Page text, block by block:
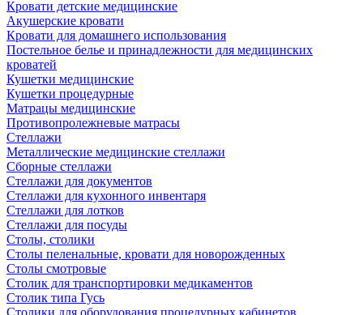
Кровати детские медицинские
Акушерские кровати
Кровати для домашнего использования
Постельное белье и принадлежности для медицинских
кроватей
Кушетки медицинские
Кушетки процедурные
Матрацы медицинские
Противопролежневые матрасы
Стеллажи
Металлические медицинские стеллажи
Сборные стеллажи
Стеллажи для документов
Стеллажи для кухонного инвентаря
Стеллажи для лотков
Стеллажи для посуды
Столы, столики
Столы пеленальные, кровати для новорожденных
Столы смотровые
Столик для транспортировки медикаментов
Столик типа Гусь
Столики для оборудования процедурных кабинетов